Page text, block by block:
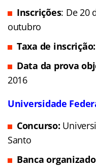
Inscrições: De 20
outubro
Taxa de inscrição:
Data da prova
2016
Universidade
Concurso:
Santo
Banca